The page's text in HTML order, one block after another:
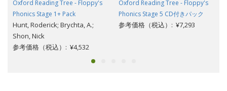
Oxford Reading Tree - Floppy's
Phonics Stage 1+ Pack
Hunt, Roderick; Brychta, A.;
Shon, Nick
参考価格（税込）: ¥4,532
Oxford Reading Tree - Floppy's
Phonics Stage 5 CD付きパック
参考価格（税込）: ¥7,293